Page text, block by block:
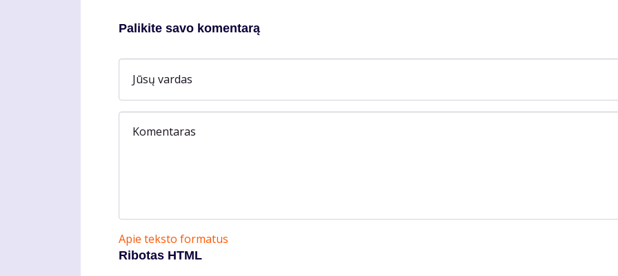
Palikite savo komentarą
Jūsų vardas
Komentaras
Apie teksto formatus
Ribotas HTML